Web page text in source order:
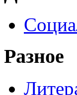
Разное